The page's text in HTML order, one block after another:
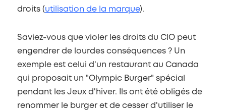
droits ( utilisation de la marque).
Saviez-vous que violer les droits du CIO peut
engendrer de lourdes conséquences ? Un
exemple est celui d'un restaurant au Canada
qui proposait un "Olympic Burger" spécial
pendant les Jeux d'hiver. Ils ont été obligés de
renommer le burger et de cesser d'utiliser le